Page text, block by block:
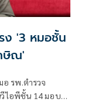
ง '3 หมอชั้น
ษิณ'
อ รพ.ตำรวจ
ไอพีชั้น 14 มอบ